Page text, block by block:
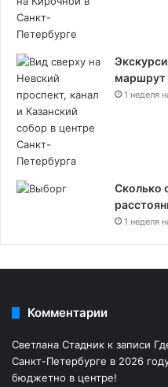
маршрут
1 неделя
Сколько
1 неделя
Комментарии
Светлана Стадник к записи
Санкт-Петербурге в 2026
бюджетно в центре!